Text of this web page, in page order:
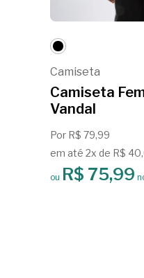
Camiseta
Camiseta
Vandal
Por R$ 79,99
em até 2x de R$
ou R$ 75,99